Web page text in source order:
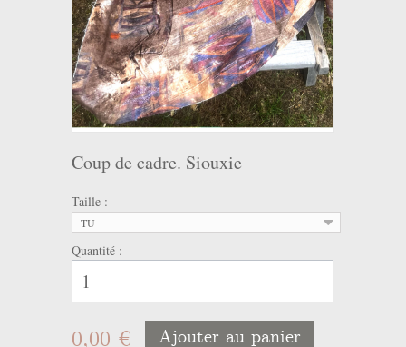
Coup de cadre. Siouxie
Taille :
TU
Quantité :
0,00 € Ajouter au panier